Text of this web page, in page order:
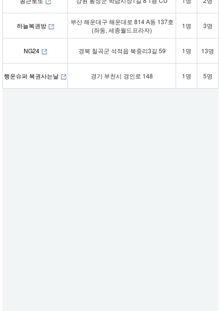
하늘복권방
부산 해운대구 해운대로 814 A동 137호
(좌동, 세종월드프라자)
1명 3명
NG24 경북 칠곡군 석적읍 북중리3길 59 1명 13명
행운슈퍼 복권사는날 경기 부천시 경인로 148 1명 5명